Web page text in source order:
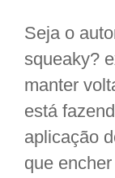
Seja o
squeaky?
manter
está
aplicação
que